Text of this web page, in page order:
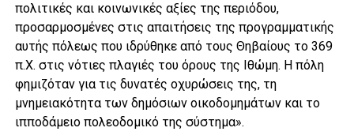
πολιτικές και κοινωνικές αξίες της περιόδου,
προσαρμοσμένες στις απαιτήσεις της προγραμματικής
αυτής πόλεως που ιδρύθηκε από τους Θηβαίους το 369
π.Χ. στις νότιες πλαγιές του όρους της Ιθώμη. Η πόλη
φημιζόταν για τις δυνατές οχυρώσεις της, τη
μνημειακότητα των δημόσιων οικοδομημάτων και το
ιπποδάμειο πολεοδομικό της σύστημα».